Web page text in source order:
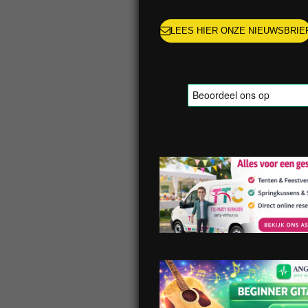
LEES HIER ONZE